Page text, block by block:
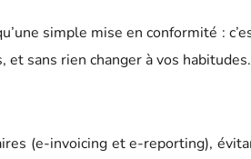
simple mise en conformité :
sans rien changer à vos habitudes.
(e-invoicing et e-reporting),